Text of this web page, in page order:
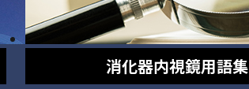
消化器内視鏡用語集